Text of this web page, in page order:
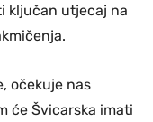
ključan utjecaj na
očekuje nas
će Švicarska imati